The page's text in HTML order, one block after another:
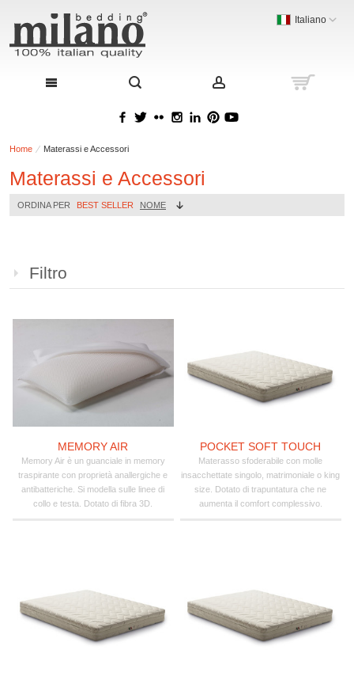
Italiano
Home Materassi e Accessori
Materassi e Accessori
ORDINA PER BEST SELLER NOME
Filtro
MEMORY AIR
Memory Air è un guanciale in memory
traspirante con proprietà anallergiche e
antibatteriche. Si modella sulle linee di
collo e testa. Dotato di fibra 3D.
POCKET SOFT TOUCH
Materasso sfoderabile con molle
insacchettate singolo, matrimoniale o king
size. Dotato di trapuntatura che ne
aumenta il comfort complessivo.